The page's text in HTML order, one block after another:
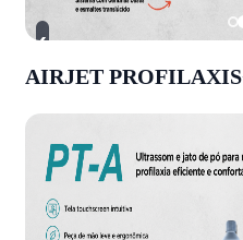
‹
AIRJET PROFILAXIS